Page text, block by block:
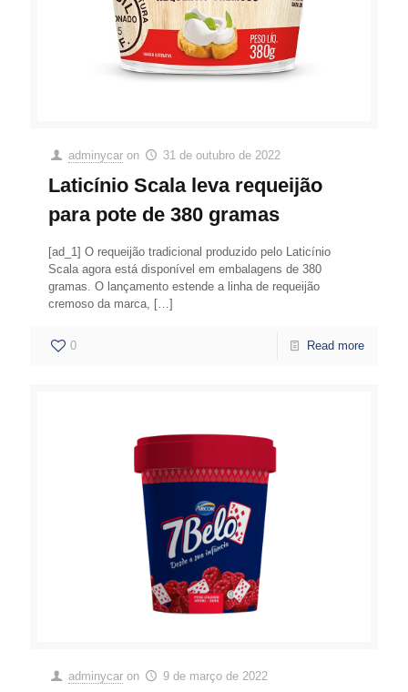
adminycar on 31 de outubro de 2022
Laticínio Scala leva requeijão
para pote de 380 gramas
[ad_1] O requeijão tradicional produzido pelo Laticínio
Scala agora está disponível em embalagens de 380
gramas. O lançamento estende a linha de requeijão
cremoso da marca, […]
0 Read more
adminycar on 9 de março de 2022